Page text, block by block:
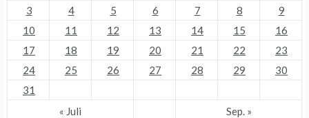
3
4 5 6 7 8
9
10
11 12 13 14 15
16
17
18 19 20 21 22
23
24
25 26 27 28 29
30
31
« Juli
Sep. »